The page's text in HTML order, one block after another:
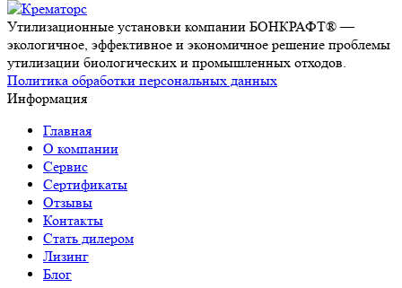
Утилизационные установки компании БОНКРАФТ® —
экологичное, эффективное и экономичное решение проблемы
утилизации биологических и промышленных отходов.
Политика обработки персональных данных
Информация
Главная
О компании
Сервис
Сертификаты
Отзывы
Контакты
Стать дилером
Лизинг
Блог